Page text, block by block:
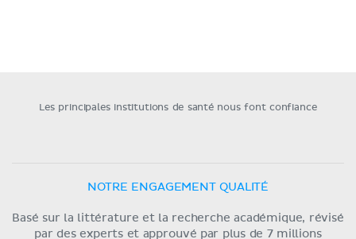
Les principales institutions de santé nous font confiance
NOTRE ENGAGEMENT QUALITÉ
Basé sur la littérature et la recherche académique, révisé
par des experts et approuvé par plus de 7 millions